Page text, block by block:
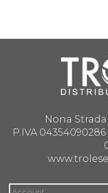
Nona Strada
P.IVA 04354090286